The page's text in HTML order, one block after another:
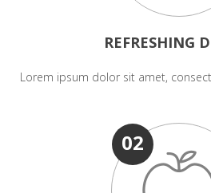
REFRESHING
Lorem ipsum dolor sit amet,
02